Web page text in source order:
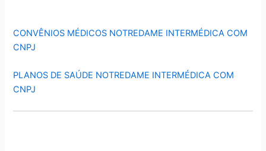
CONVÊNIOS MÉDICOS NOTREDAME INTERMÉDICA COM
CNPJ
PLANOS DE SAÚDE NOTREDAME INTERMÉDICA COM
CNPJ